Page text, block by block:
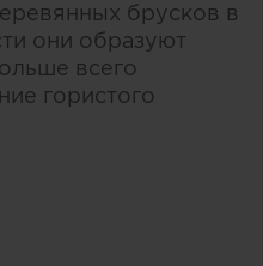
брусков в
они образуют
всего
гористого